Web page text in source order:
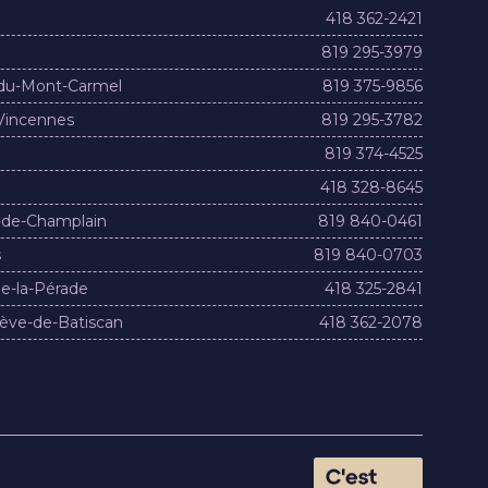
418 362-2421
819 295-3979
Mont-Carmel
819 375-9856
819 295-3782
819 374-4525
418 328-8645
Champlain
819 840-0461
819 840-0703
la-Pérade
418 325-2841
de-Batiscan
418 362-2078